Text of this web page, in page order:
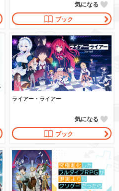
ブック
気になる
ライアー・ライアー
ブック
気になる